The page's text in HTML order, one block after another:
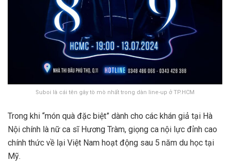
Suboi là cái tên gây tò mò nhất trong dàn line-up ở TP.HCM
Trong khi “món quà đặc biệt” dành cho các khán giả tại Hà
Nội chính là nữ ca sĩ Hương Tràm, giọng ca nội lực đỉnh cao
chính thức về lại Việt Nam hoạt động sau 5 năm du học tại
Mỹ.